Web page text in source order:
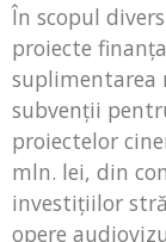
În scopul
proiecte
suplimentarea
subvenții
proiectelor
mln. lei, din
investițiilor
opere